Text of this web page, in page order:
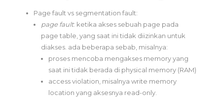
Page fault vs segmentation fault:
page fault: ketika akses sebuah page pada
page table, yang saat ini tidak diizinkan untuk
diakses. ada beberapa sebab, misalnya:
proses mencoba mengakses memory yang
saat ini tidak berada di physical memory (RAM)
access violation, misalnya write memory
location yang aksesnya read-only.